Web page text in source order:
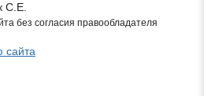
С.Е.
без согласия правообладателя
сайта